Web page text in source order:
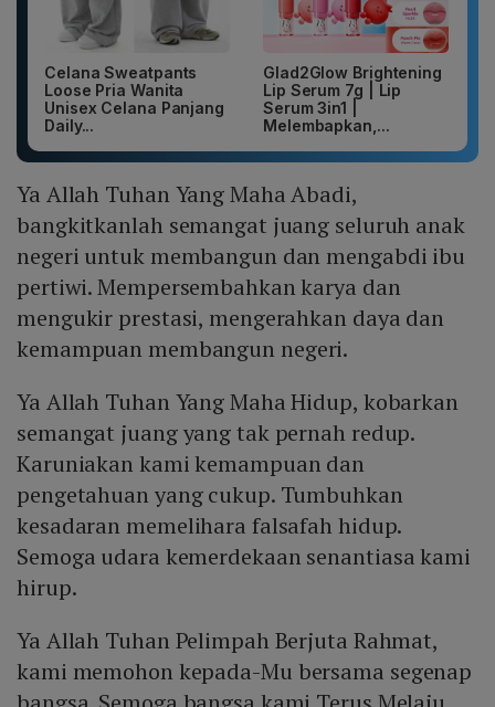
Celana Sweatpants
Loose Pria Wanita
Unisex Celana Panjang
Daily...
Glad2Glow Brightening
Lip Serum 7g | Lip
Serum 3in1 |
Melembapkan,...
Ya Allah Tuhan Yang Maha Abadi,
bangkitkanlah semangat juang seluruh anak
negeri untuk membangun dan mengabdi ibu
pertiwi. Mempersembahkan karya dan
mengukir prestasi, mengerahkan daya dan
kemampuan membangun negeri.
Ya Allah Tuhan Yang Maha Hidup, kobarkan
semangat juang yang tak pernah redup.
Karuniakan kami kemampuan dan
pengetahuan yang cukup. Tumbuhkan
kesadaran memelihara falsafah hidup.
Semoga udara kemerdekaan senantiasa kami
hirup.
Ya Allah Tuhan Pelimpah Berjuta Rahmat,
kami memohon kepada-Mu bersama segenap